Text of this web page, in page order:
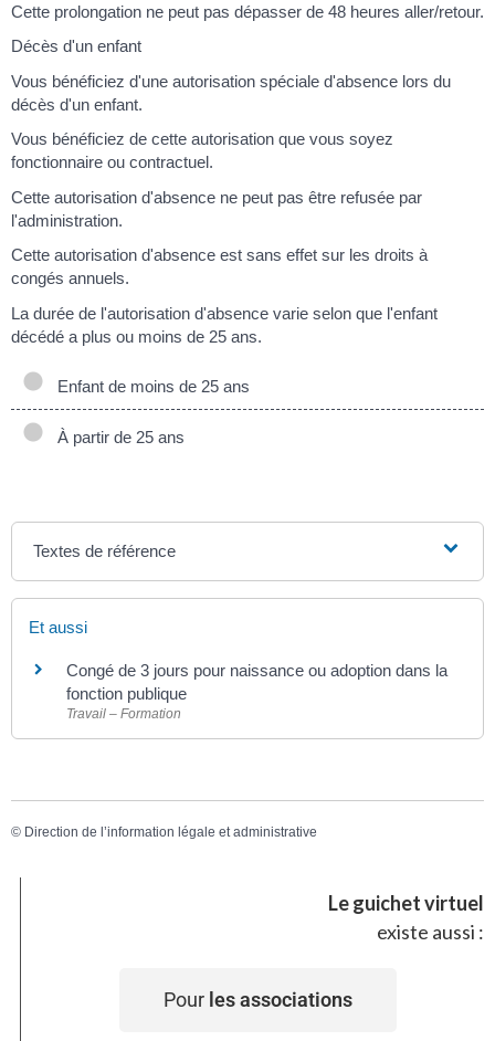
Cette prolongation ne peut pas dépasser de 48 heures aller/retour.
Décès d'un enfant
Vous bénéficiez d'une autorisation spéciale d'absence lors du
décès d'un enfant.
Vous bénéficiez de cette autorisation que vous soyez
fonctionnaire ou contractuel.
Cette autorisation d'absence ne peut pas être refusée par
l'administration.
Cette autorisation d'absence est sans effet sur les droits à
congés annuels.
La durée de l'autorisation d'absence varie selon que l'enfant
décédé a plus ou moins de 25 ans.
Enfant de moins de 25 ans
À partir de 25 ans
Textes de référence
Et aussi
Congé de 3 jours pour naissance ou adoption dans la
fonction publique
Travail – Formation
© Direction de l’information légale et administrative
Le guichet virtuel
existe aussi :
Pour les associations